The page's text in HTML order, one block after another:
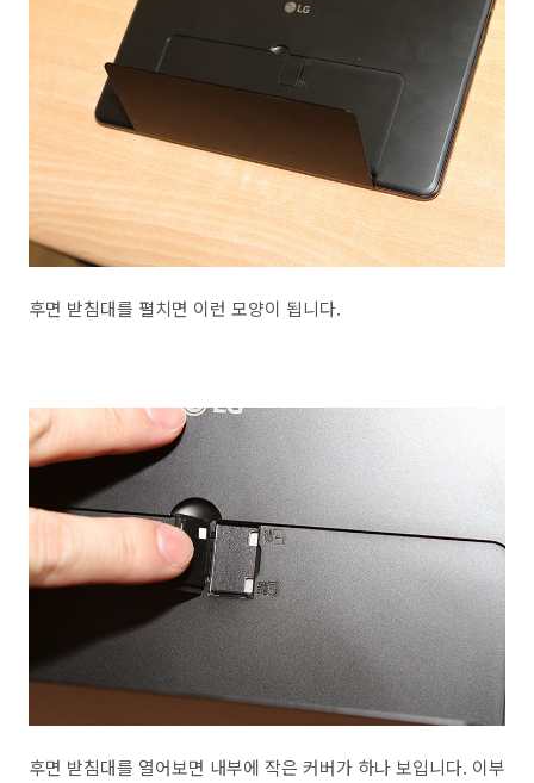
후면 받침대를 펼치면 이런 모양이 됩니다.
후면 받침대를 열어보면 내부에 작은 커버가 하나 보입니다. 이부